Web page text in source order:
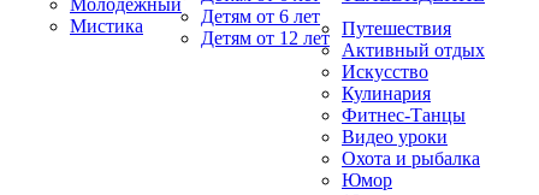
Молодёжный
Мистика
Детям от 6 лет
Детям от 12 лет Путешествия
Активный отдых
Искусство
Кулинария
Фитнес-Танцы
Видео уроки
Охота и рыбалка
Юмор